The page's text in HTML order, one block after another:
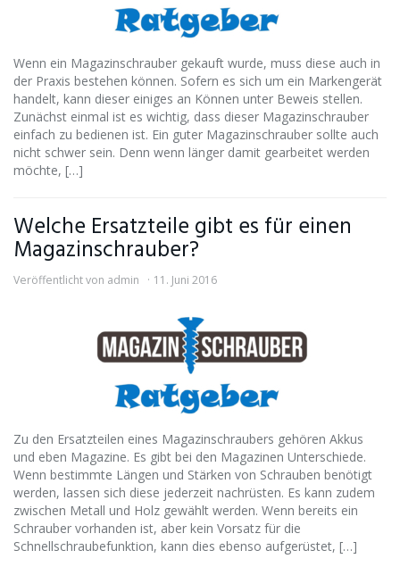
Wenn ein Magazinschrauber gekauft wurde, muss diese auch in
der Praxis bestehen können. Sofern es sich um ein Markengerät
handelt, kann dieser einiges an Können unter Beweis stellen.
Zunächst einmal ist es wichtig, dass dieser Magazinschrauber
einfach zu bedienen ist. Ein guter Magazinschrauber sollte auch
nicht schwer sein. Denn wenn länger damit gearbeitet werden
möchte, […]
Welche Ersatzteile gibt es für einen
Magazinschrauber?
Veröffentlicht von admin 11. Juni 2016
Zu den Ersatzteilen eines Magazinschraubers gehören Akkus
und eben Magazine. Es gibt bei den Magazinen Unterschiede.
Wenn bestimmte Längen und Stärken von Schrauben benötigt
werden, lassen sich diese jederzeit nachrüsten. Es kann zudem
zwischen Metall und Holz gewählt werden. Wenn bereits ein
Schrauber vorhanden ist, aber kein Vorsatz für die
Schnellschraubefunktion, kann dies ebenso aufgerüstet, […]